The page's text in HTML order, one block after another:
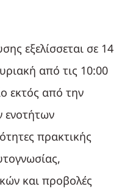
εξελίσσεται σε 14
από τις 10:00
εκτός από την
ενοτήτων
πρακτικής
και προβολές